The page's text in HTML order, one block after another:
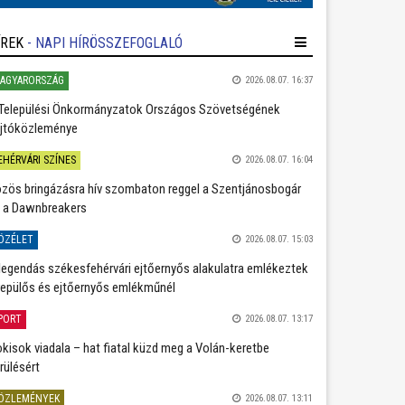
- NAPI HÍRÖSSZEFOGLALÓ
2026.08.07. 16:37
Önkormányzatok Országos Szövetségének
SZÍNES 2026.08.07. 16:04
bringázásra hív szombaton reggel a Szentjánosbogár
Dawnbreakers
2026.08.07. 15:03
székesfehérvári ejtőernyős alakulatra emlékeztek
és ejtőernyős emlékműnél
2026.08.07. 13:17
viadala – hat fiatal küzd meg a Volán-keretbe
2026.08.07. 13:11